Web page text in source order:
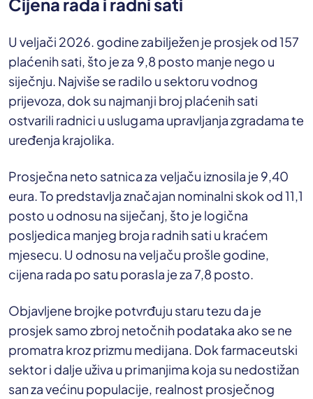
U veljači 2026. godine zabilježen je prosjek od 157
plaćenih sati, što je za 9,8 posto manje nego u
siječnju. Najviše se radilo u sektoru vodnog
prijevoza, dok su najmanji broj plaćenih sati
ostvarili radnici u uslugama upravljanja zgradama te
uređenja krajolika.
Prosječna neto satnica za veljaču iznosila je 9,40
eura. To predstavlja značajan nominalni skok od 11,1
posto u odnosu na siječanj, što je logična
posljedica manjeg broja radnih sati u kraćem
mjesecu. U odnosu na veljaču prošle godine,
cijena rada po satu porasla je za 7,8 posto.
Objavljene brojke potvrđuju staru tezu da je
prosjek samo zbroj netočnih podataka ako se ne
promatra kroz prizmu medijana. Dok farmaceutski
sektor i dalje uživa u primanjima koja su nedostižan
san za većinu populacije, realnost prosječnog